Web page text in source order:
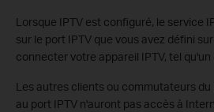
Lorsque IPTV est configuré, le service
sur le port IPTV que vous avez défini
connecter votre appareil IPTV, tel qu'un
Les autres clients ou commutateurs
au port IPTV n'auront pas accès à